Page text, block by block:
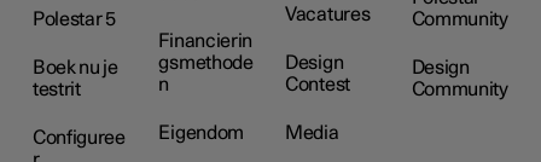
Polestar 5
Boek nu je
testrit
Configuree
Financierin
gsmethode
n
Eigendom
Vacatures
Design
Contest
Media
Community
Design
Community